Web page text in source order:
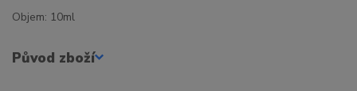
Objem: 10ml
Původ zboží